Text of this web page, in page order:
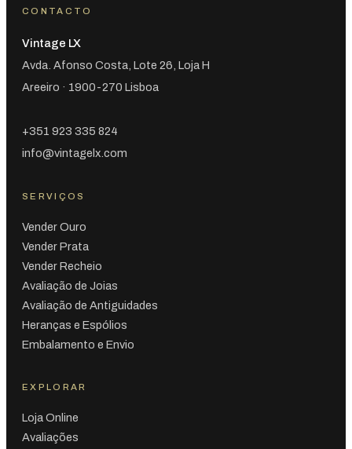
CONTACTO
Vintage LX
Avda. Afonso Costa, Lote 26, Loja H
Areeiro · 1900-270 Lisboa
+351 923 335 824
info@vintagelx.com
SERVIÇOS
Vender Ouro
Vender Prata
Vender Recheio
Avaliação de Joias
Avaliação de Antiguidades
Heranças e Espólios
Embalamento e Envio
EXPLORAR
Loja Online
Avaliações